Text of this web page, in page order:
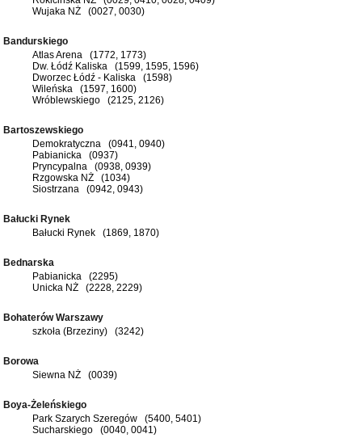
Wujaka NŻ (0027, 0030)
Bandurskiego
Atlas Arena (1772, 1773)
Dw. Łódź Kaliska (1599, 1595, 1596)
Dworzec Łódź - Kaliska (1598)
Wileńska (1597, 1600)
Wróblewskiego (2125, 2126)
Bartoszewskiego
Demokratyczna (0941, 0940)
Pabianicka (0937)
Pryncypalna (0938, 0939)
Rzgowska NŻ (1034)
Siostrzana (0942, 0943)
Bałucki Rynek
Bałucki Rynek (1869, 1870)
Bednarska
Pabianicka (2295)
Unicka NŻ (2228, 2229)
Bohaterów Warszawy
szkoła (Brzeziny) (3242)
Borowa
Siewna NŻ (0039)
Boya-Żeleńskiego
Park Szarych Szeregów (5400, 5401)
Sucharskiego (0040, 0041)